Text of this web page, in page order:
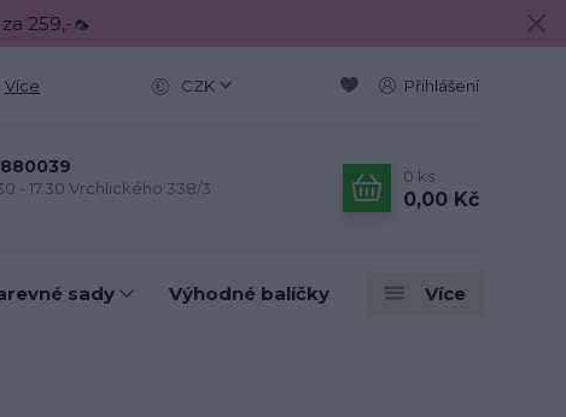
259,-🦟
Více CZK Přihlášení
- 17.30 Vrchlického 338/3
0 ks
0,00 Kč
sady Výhodné balíčky Více